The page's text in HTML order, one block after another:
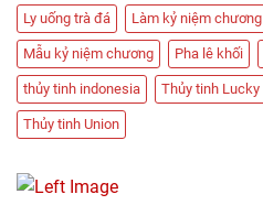
Ly uống trà đá Làm kỷ niệm chương
Mẫu kỷ niệm chương Pha lê khối
thủy tinh indonesia Thủy tinh Lucky
Thủy tinh Union